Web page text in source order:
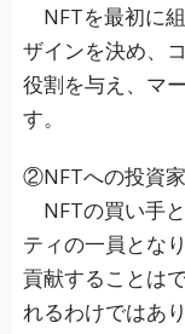
NFTを最初に
ザインを決め、
役割を与え、マ
す。
②NFTへの投資家
NFTの買い手
ティの一員とな
貢献することは
れるわけではあり